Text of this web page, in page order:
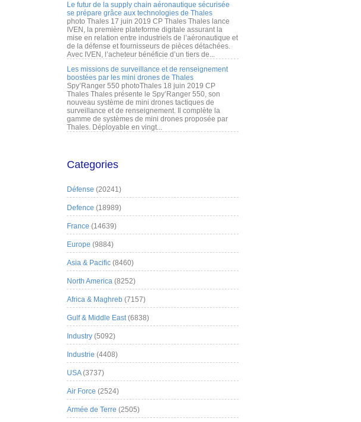
Le futur de la supply chain aéronautique sécurisée
se prépare grâce aux technologies de Thales
photo Thales 17 juin 2019 CP Thales Thales lance
IVEN, la première plateforme digitale assurant la
mise en relation entre industriels de l’aéronautique et
de la défense et fournisseurs de pièces détachées.
Avec IVEN, l’acheteur bénéficie d’un tiers de...
Les missions de surveillance et de renseignement
boostées par les mini drones de Thales
Spy’Ranger 550 photoThales 18 juin 2019 CP
Thales Thales présente le Spy’Ranger 550, son
nouveau système de mini drones tactiques de
surveillance et de renseignement. Il complète la
gamme de systèmes de mini drones proposée par
Thales. Déployable en vingt...
Categories
Défense (20241)
Defence (18989)
France (14639)
Europe (9884)
Asia & Pacific (8460)
North America (8252)
Africa & Maghreb (7157)
Gulf & Middle East(6838)
Industry (5092)
Industrie (4408)
USA(3737)
Air Force (2524)
Armée de Terre (2505)